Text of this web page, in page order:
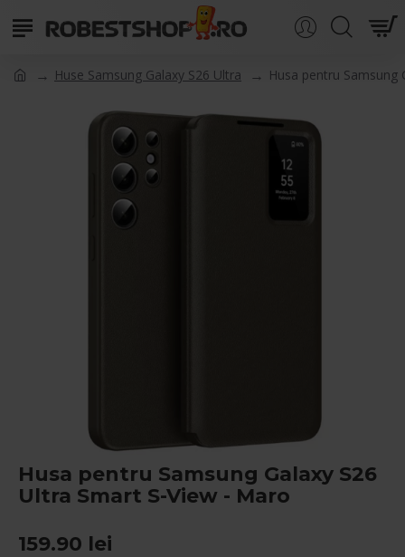
Huse Samsung Galaxy S26 Ultra Husa pentru Samsung
Husa pentru Samsung Galaxy S26
Ultra Smart S-View - Maro
159.90 lei